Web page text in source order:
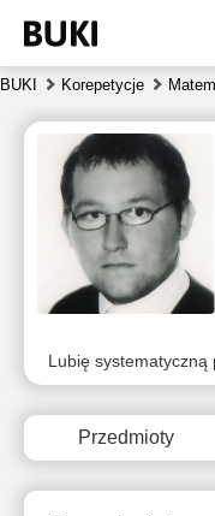
BUKI Korepetycje
Lubię systematyczną
Przedmioty
7
8